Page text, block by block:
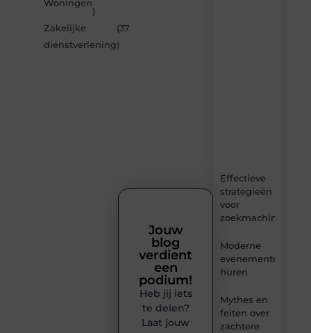
Woningen
)
Zakelijke
dienstverlening
(37
)
Effectieve
strategieën
voor
Moderne
evenementenvloer
huren
Mythes en
feiten over
zachtere
Jouw
blog
verdient
een
podium!
Heb jij iets
te delen?
Laat jouw